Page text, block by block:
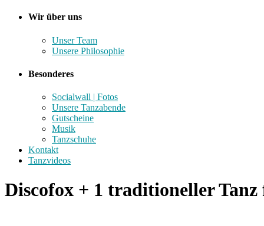
Wir über uns
Unser Team
Unsere Philosophie
Besonderes
Socialwall | Fotos
Unsere Tanzabende
Gutscheine
Musik
Tanzschuhe
Kontakt
Tanzvideos
Discofox + 1 traditioneller